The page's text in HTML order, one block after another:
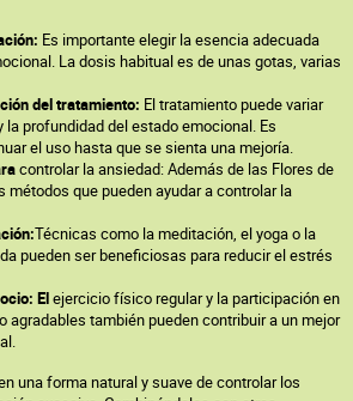
Es importante elegir la esencia adecuada
La dosis habitual es de unas gotas, varias
del tratamiento: El tratamiento puede variar
la profundidad del estado emocional. Es
el uso hasta que se sienta una mejoría.
controlar la ansiedad: Además de las Flores de
métodos que pueden ayudar a controlar la
Técnicas como la meditación, el yoga o la
pueden ser beneficiosas para reducir el estrés
Elejercicio físico regular y la participación en
agradables también pueden contribuir a un mejor
una forma natural y suave de controlar los